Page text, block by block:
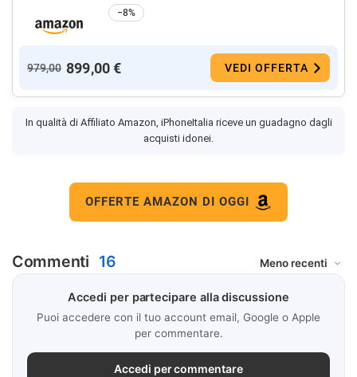
−8%
979,00 899,00 € VEDI OFFERTA
In qualità di Affiliato Amazon, iPhoneItalia riceve un guadagno dagli
acquisti idonei.
OFFERTE AMAZON DI OGGI
Commenti 16
Accedi per partecipare alla discussione
Puoi accedere con il tuo account email, Google o Apple
per commentare.
Accedi per commentare